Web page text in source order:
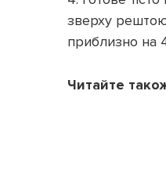
зверху рештою
приблизно на
Читайте